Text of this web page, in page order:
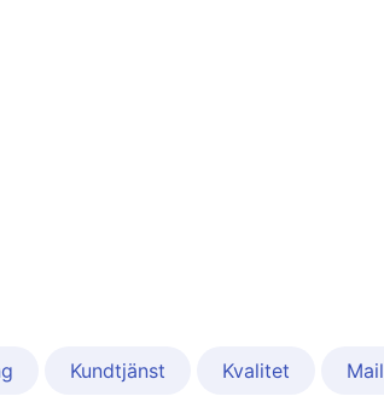
Kundtjänst Kvalitet Mail